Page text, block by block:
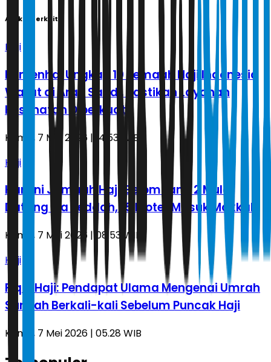
Artikel Terkait
Haji
Kemenhaj Ungkap 10 Jemaah Haji Indonesia
Wafat di Arab Saudi, Pastikan Layanan
Kesehatan Diperkuat
Kamis, 7 Mei 2026 | 14.53 WIB
Haji
Hari Ini Jamaah Haji Gelombang 2 Mulai
Datang via Jeddah, 15 Kloter Masuk Makkah
Kamis, 7 Mei 2026 | 08.53 WIB
Haji
Fiqih Haji: Pendapat Ulama Mengenai Umrah
Sunnah Berkali-kali Sebelum Puncak Haji
Kamis, 7 Mei 2026 | 05.28 WIB